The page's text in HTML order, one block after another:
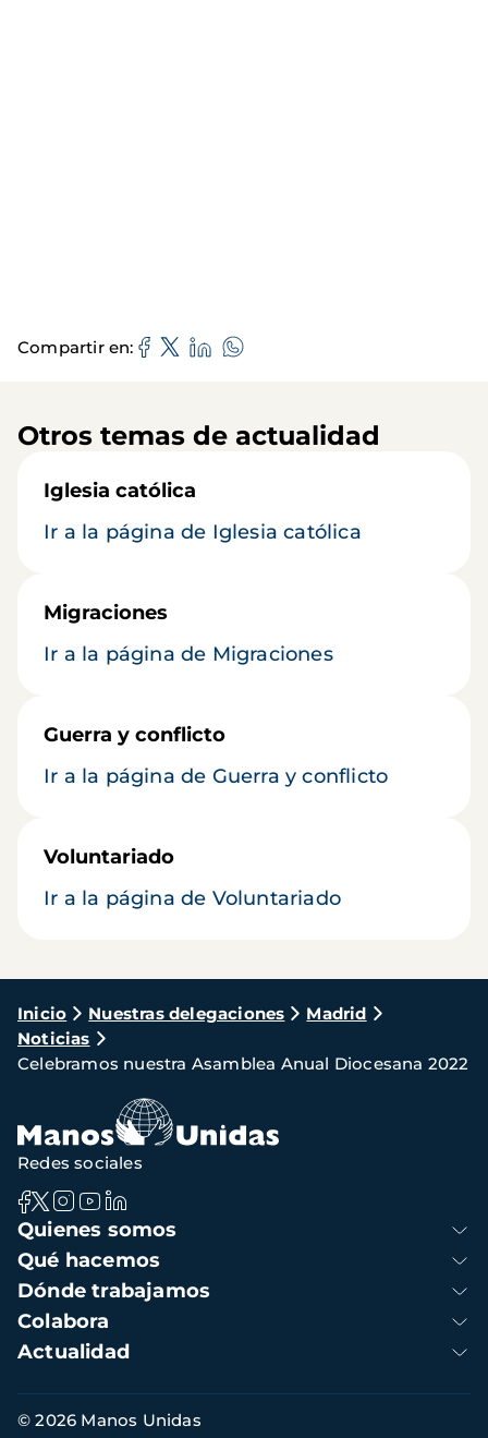
Compartir en
Otros temas de actualidad
Iglesia católica
Ir a la página de Iglesia católica
Migraciones
Ir a la página de Migraciones
Guerra y conflicto
Ir a la página de Guerra y conflicto
Voluntariado
Ir a la página de Voluntariado
Ruta
de
navegación
Inicio Nuestras delegaciones
Madrid
Noticias
Celebramos nuestra Asamblea Anual Diocesana 2022
Navegación
principal
Quienes somos
Qué hacemos
Dónde trabajamos
Colabora
Actualidad
Redes sociales
Información
© 2026 Manos Unidas